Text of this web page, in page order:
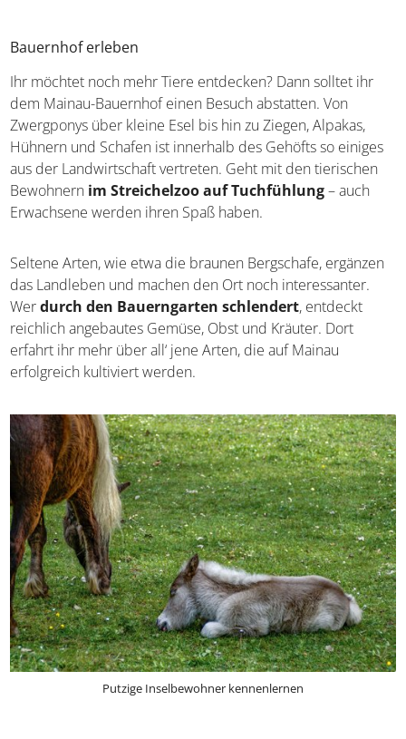
kommt. Dazu tragen auch die 25 bis 30 Grad Celsius
Innentemperatur bei, die ganzjährig im
Schmetterlingshaus vorherrschen. Perfekt, wenn es
draußen einmal weniger schön sein sollte!
Bauernhof erleben
Ihr möchtet noch mehr Tiere entdecken? Dann solltet ihr
Zwergponys über kleine Esel bis hin zu Ziegen, Alpakas,
Hühnern und Schafen ist innerhalb des Gehöfts so
einiges aus der Landwirtschaft vertreten. Geht mit den
tierischen Bewohnernim Streichelzoo auf
Tuchfühlung
– auch Erwachsene werden ihren Spaß
haben.
Seltene Arten, wie etwa die braunen Bergschafe,
ergänzen das Landleben und machen den Ort noch
interessanter. Werdurch den Bauerngarten
schlendert, entdeckt reichlich angebautes Gemüse,
Obst und Kräuter. Dort erfahrt ihr mehr über all‘ jene
Arten, die auf Mainau erfolgreich kultiviert werden.